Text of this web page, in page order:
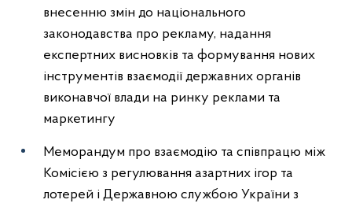
внесенню змін до національного
законодавства про рекламу, надання
експертних висновків та формування нових
інструментів взаємодії державних органів
виконавчої влади на ринку реклами та
маркетингу
Меморандум про взаємодію та співпрацю між
Комісією з регулювання азартних ігор та
лотерей і Державною службою України з